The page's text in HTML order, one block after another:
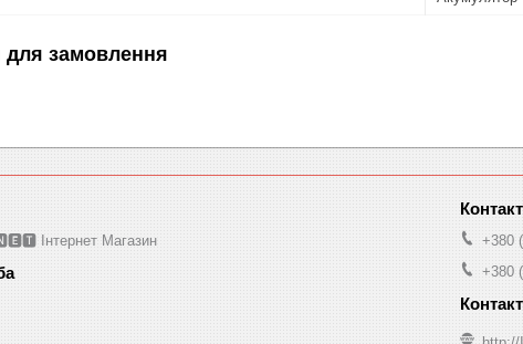
для замовлення
Магазин
+380
+380